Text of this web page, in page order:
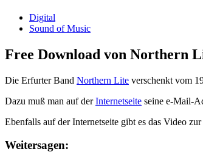
Digital
Sound of Music
Free Download von Northern
Die Erfurter Band Northern Lite verschenkt vom
Dazu muß man auf derInternetseite seine e-Mail-
Ebenfalls auf der Internetseite gibt es das Video
Weitersagen: